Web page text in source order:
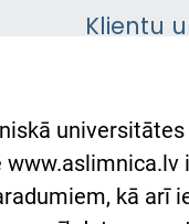
Klientu
atbalsts
kā arī